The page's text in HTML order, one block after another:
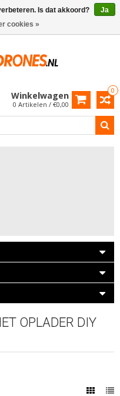
0
Winkelwagen
0 Artikelen / €0,00
OPLADER DIY
Is dat akkoord?
Ja
cookies »